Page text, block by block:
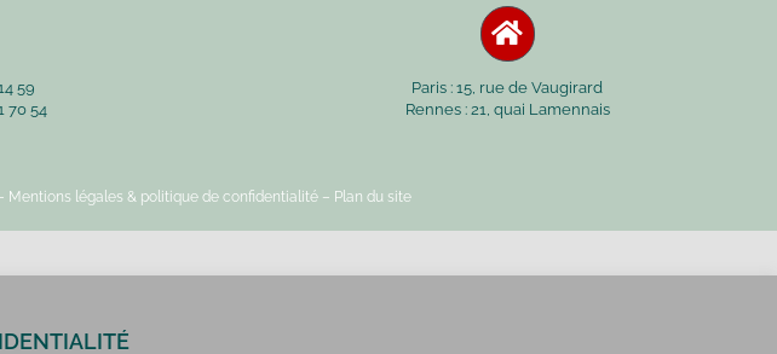
59
70 54
Paris : 15, rue de Vaugirard
Rennes : 21, quai Lamennais
Mentions légales & politique de confidentialité – Plan du site